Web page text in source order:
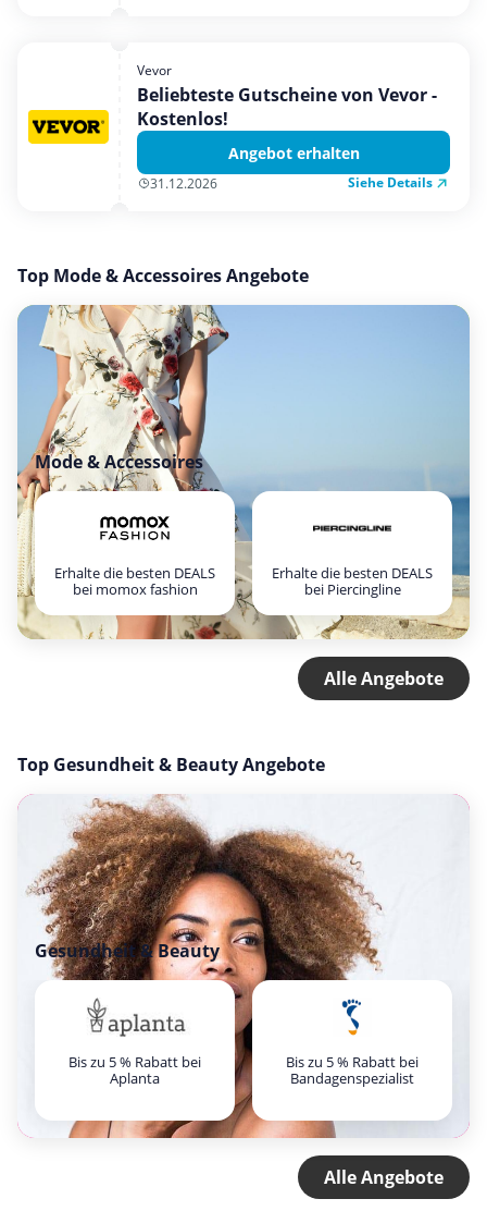
Vevor
Beliebteste Gutscheine von Vevor -
Kostenlos!
Angebot erhalten
31.12.2026 Siehe Details
Top Mode & Accessoires Angebote
Mode & Accessoires
Erhalte die besten DEALS
bei momox fashion
Erhalte die besten DEALS
bei Piercingline
Alle Angebote
Top Gesundheit & Beauty Angebote
Gesundheit & Beauty
Bis zu 5 % Rabatt bei
Aplanta
Bis zu 5 % Rabatt bei
Bandagenspezialist
Alle Angebote